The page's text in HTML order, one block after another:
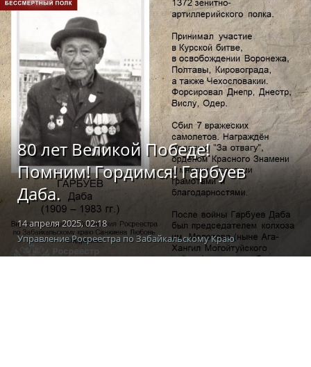
80 лет Великой Победе!
Помним! Гордимся! Гарбуев
Даба.
14 апреля 2025, 02:18
Управление Росреестра по Забайкальскому Краю